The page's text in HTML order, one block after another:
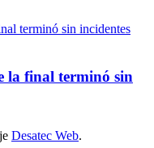
la final terminó sin
Desatec Web.